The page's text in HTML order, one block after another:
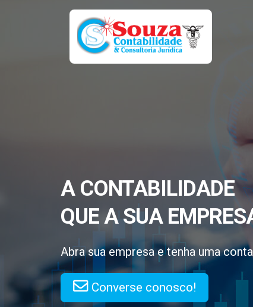
A CONTABILIDADE
QUE A SUA
Abra sua empresa e tenha uma
Converse conosco!